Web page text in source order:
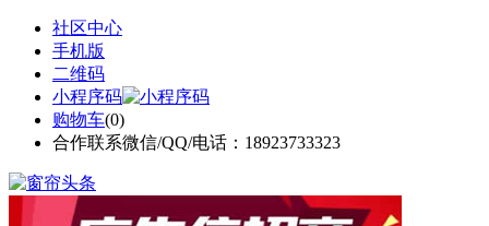
社区中心
手机版
二维码
小程序码
购物车(0)
合作联系微信/QQ/电话：18923733323